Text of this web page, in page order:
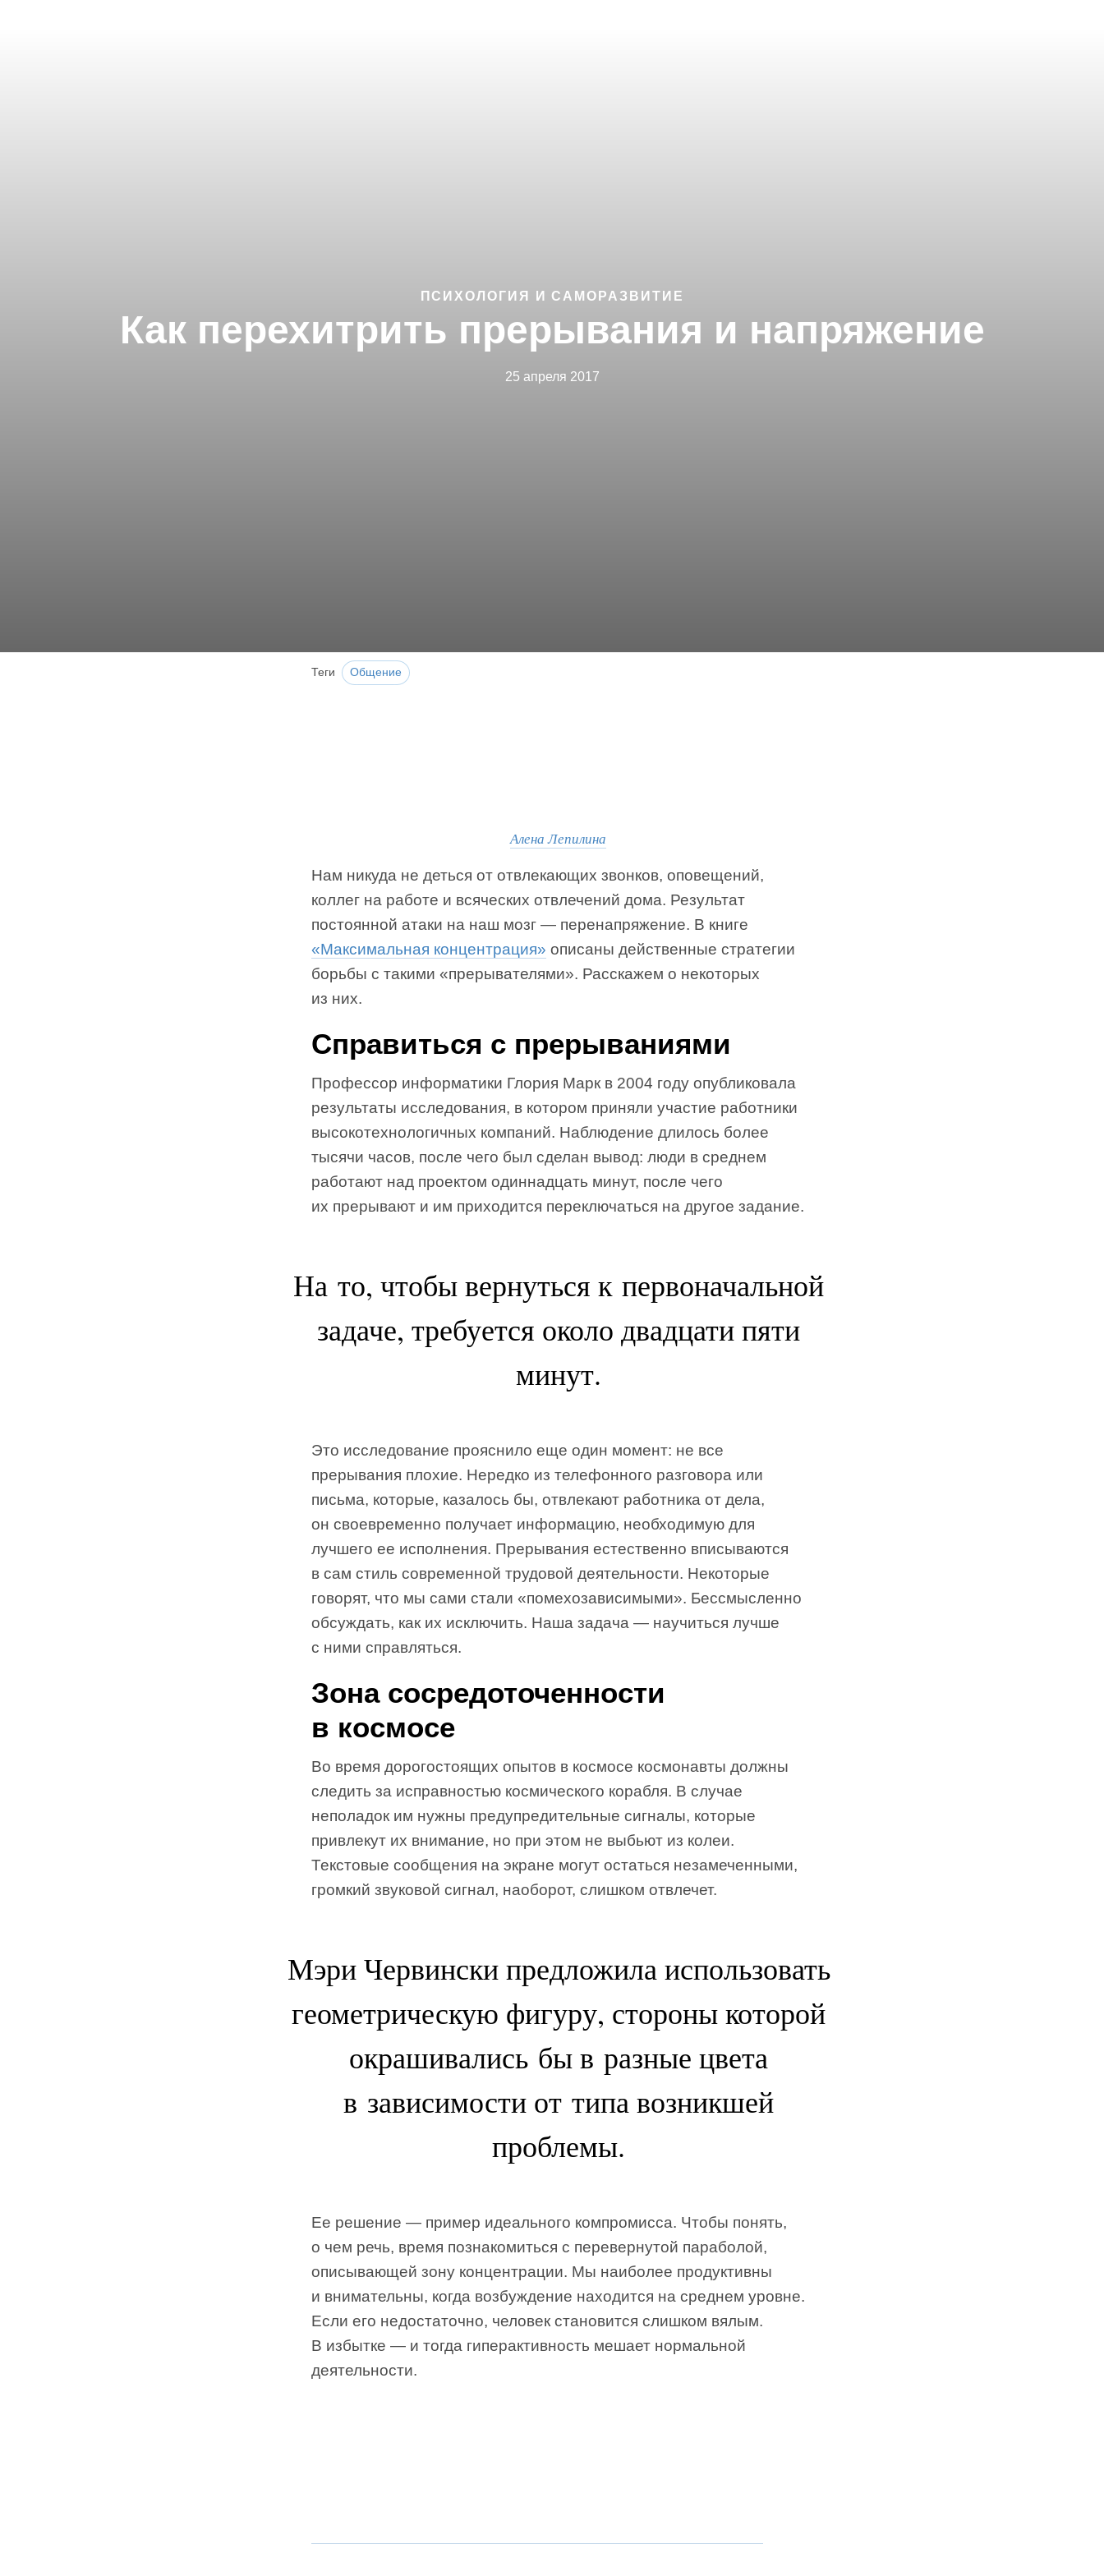
ПСИХОЛОГИЯ И САМОРАЗВИТИЕ
Как перехитрить прерывания и напряжение
25 апреля 2017
Теги Общение
Алена Лепилина
Нам никуда не деться от отвлекающих звонков, оповещений,
коллег на работе и всяческих отвлечений дома. Результат
постоянной атаки на наш мозг — перенапряжение. В книге
«Максимальная концентрация» описаны действенные стратегии
борьбы с такими «прерывателями». Расскажем о некоторых
из них.
Справиться с прерываниями
Профессор информатики Глория Марк в 2004 году опубликовала
результаты исследования, в котором приняли участие работники
высокотехнологичных компаний. Наблюдение длилось более
тысячи часов, после чего был сделан вывод: люди в среднем
работают над проектом одиннадцать минут, после чего
их прерывают и им приходится переключаться на другое задание.
На то, чтобы вернуться к первоначальной
задаче, требуется около двадцати пяти
минут.
Это исследование прояснило еще один момент: не все
прерывания плохие. Нередко из телефонного разговора или
письма, которые, казалось бы, отвлекают работника от дела,
он своевременно получает информацию, необходимую для
лучшего ее исполнения. Прерывания естественно вписываются
в сам стиль современной трудовой деятельности. Некоторые
говорят, что мы сами стали «помехозависимыми». Бессмысленно
обсуждать, как их исключить. Наша задача — научиться лучше
с ними справляться.
Зона сосредоточенности
в космосе
Во время дорогостоящих опытов в космосе космонавты должны
следить за исправностью космического корабля. В случае
неполадок им нужны предупредительные сигналы, которые
привлекут их внимание, но при этом не выбьют из колеи.
Текстовые сообщения на экране могут остаться незамеченными,
громкий звуковой сигнал, наоборот, слишком отвлечет.
Мэри Червински предложила использовать
геометрическую фигуру, стороны которой
окрашивались бы в разные цвета
в зависимости от типа возникшей
проблемы.
Ее решение — пример идеального компромисса. Чтобы понять,
о чем речь, время познакомиться с перевернутой параболой,
описывающей зону концентрации. Мы наиболее продуктивны
и внимательны, когда возбуждение находится на среднем уровне.
Если его недостаточно, человек становится слишком вялым.
В избытке — и тогда гиперактивность мешает нормальной
деятельности.